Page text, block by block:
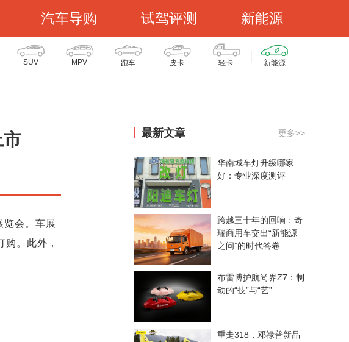
汽车导购 试驾评测 新能源
SUV MPV 跑车 皮卡 轻卡 新能源
览会。车展
。此外，
最新文章 更多>>
华南城车灯升级哪家
好：专业深度测评
跨越三十年的回响：奇
瑞商用车交出“新能源
之问”的时代答卷
布雷博护航尚界Z7：制
动的“技”与“艺”
重走318，邓禄普新品